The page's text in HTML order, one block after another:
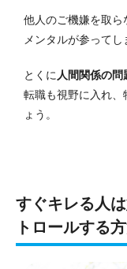
他人のご機嫌を取
メンタルが参ってし
とくに 人間関係の
転職も視野に入れ、
ょう。
すぐキレる人
トロールする